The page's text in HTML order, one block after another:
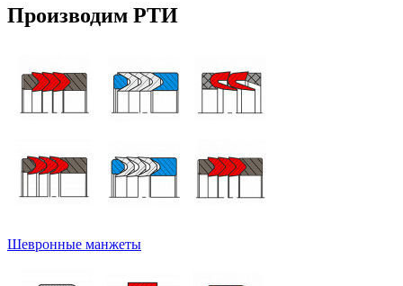
Производим РТИ
Шевронные манжеты